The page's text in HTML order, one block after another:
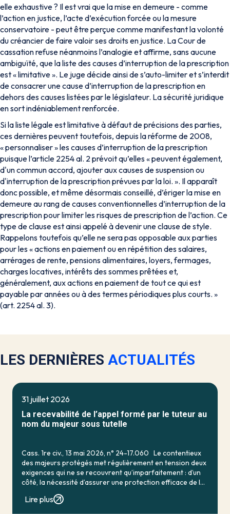
elle exhaustive ? Il est vrai que la mise en demeure - comme
l’action en justice, l’acte d’exécution forcée ou la mesure
conservatoire - peut être perçue comme manifestant la volonté
du créancier de faire valoir ses droits en justice. La Cour de
cassation refuse néanmoins l’analogie et affirme, sans aucune
ambiguïté, que la liste des causes d’interruption de la prescription
est « limitative ». Le juge décide ainsi de s’auto-limiter et s’interdit
de consacrer une cause d’interruption de la prescription en
dehors des causes listées par le législateur. La sécurité juridique
en sort indéniablement renforcée.
Si la liste légale est limitative à défaut de précisions des parties,
ces dernières peuvent toutefois, depuis la réforme de 2008,
« personnaliser » les causes d’interruption de la prescription
puisque l’article 2254 al. 2 prévoit qu’elles «peuvent également,
d'un commun accord, ajouter aux causes de suspension ou
d'interruption de la prescription prévues par la loi. ». Il apparaît
donc possible, et même désormais conseillé, d’ériger la mise en
demeure au rang de causes conventionnelles d’interruption de la
prescription pour limiter les risques de prescription de l’action. Ce
type de clause est ainsi appelé à devenir une clause de style.
Rappelons toutefois qu’elle ne sera pas opposable aux parties
pour les «actions en paiement ou en répétition des salaires,
arrérages de rente, pensions alimentaires, loyers, fermages,
charges locatives, intérêts des sommes prêtées et,
généralement, aux actions en paiement de tout ce qui est
payable par années ou à des termes périodiques plus courts. »
(art. 2254 al. 3).
LES DERNIÈRES ACTUALITÉS
31 juillet 2026
La recevabilité de l’appel formé par le tuteur au
nom du majeur sous tutelle
Cass. 1re civ., 13 mai 2026, n° 24-17.060 Le contentieux
des majeurs protégés met régulièrement en tension deux
exigences qui ne se recouvrent qu’imparfaitement : d’un
côté, la nécessité d’assurer une protection efficace de la
Lire plus